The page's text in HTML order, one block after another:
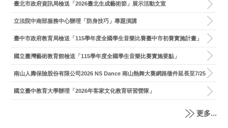
臺北市政府資訊局檢送「2026臺北生成藝術節」展示活動文宣
立法院中南部服務中心辦理「防身技巧」專題演講
臺中市政府教育局檢送「115學年度全國學生音樂比賽臺中市初賽實施計畫」
國立臺灣藝術教育館檢送「115學年度全國學生音樂比賽實施要點」
南山人壽保險股份有限公司2026 NS Dance 南山熱舞大賽網路徵件延長至7/25
國立臺中教育大學辦理「2026年客家文化教育研習營隊」
更多...